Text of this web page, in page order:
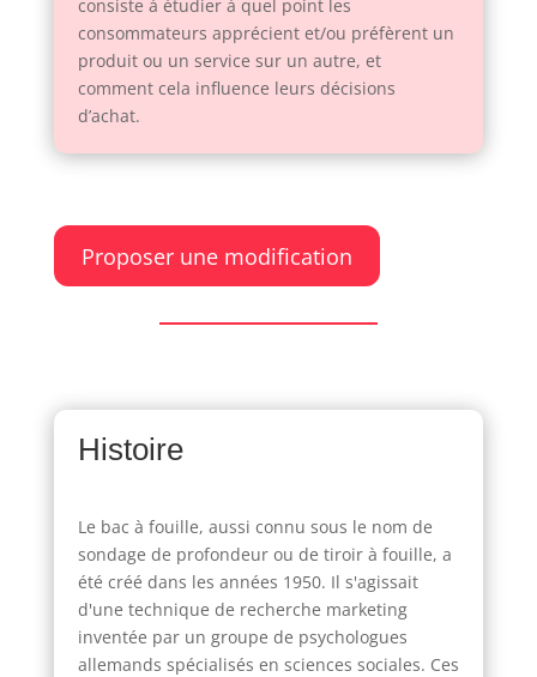
consiste à étudier à quel point les
consommateurs apprécient et/ou préfèrent un
produit ou un service sur un autre, et
comment cela influence leurs décisions
d’achat.
Proposer une modification
Histoire
Le bac à fouille, aussi connu sous le nom de
sondage de profondeur ou de tiroir à fouille, a
été créé dans les années 1950. Il s'agissait
d'une technique de recherche marketing
inventée par un groupe de psychologues
allemands spécialisés en sciences sociales. Ces